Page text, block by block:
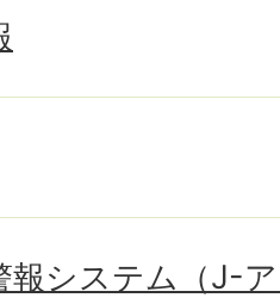
報システム（J-